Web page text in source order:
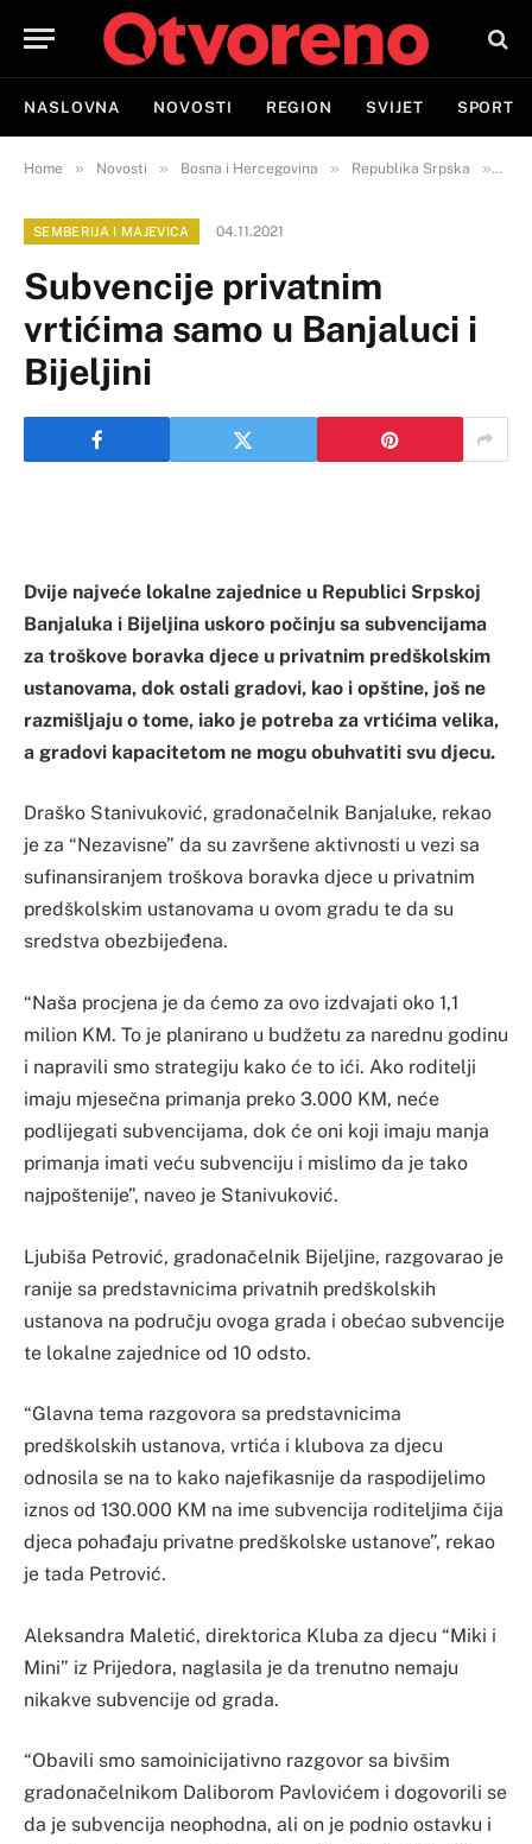
NASLOVNA NOVOSTI REGION SVIJET SPORT
Home » Novosti » Bosna i Hercegovina » Republika Srpska »
SEMBERIJA I MAJEVICA 04.11.2021
Subvencije privatnim
vrtićima samo u Banjaluci i
Bijeljini
Dvije najveće lokalne zajednice u Republici Srpskoj
Banjaluka i Bijeljina uskoro počinju sa subvencijama
za troškove boravka djece u privatnim predškolskim
ustanovama, dok ostali gradovi, kao i opštine, još ne
razmišljaju o tome, iako je potreba za vrtićima velika,
a gradovi kapacitetom ne mogu obuhvatiti svu djecu.
Draško Stanivuković, gradonačelnik Banjaluke, rekao
je za “Nezavisne” da su završene aktivnosti u vezi sa
sufinansiranjem troškova boravka djece u privatnim
predškolskim ustanovama u ovom gradu te da su
sredstva obezbijeđena.
“Naša procjena je da ćemo za ovo izdvajati oko 1,1
milion KM. To je planirano u budžetu za narednu godinu
i napravili smo strategiju kako će to ići. Ako roditelji
imaju mjesečna primanja preko 3.000 KM, neće
podlijegati subvencijama, dok će oni koji imaju manja
primanja imati veću subvenciju i mislimo da je tako
najpoštenije”, naveo je Stanivuković.
Ljubiša Petrović, gradonačelnik Bijeljine, razgovarao je
ranije sa predstavnicima privatnih predškolskih
ustanova na području ovoga grada i obećao subvencije
te lokalne zajednice od 10 odsto.
“Glavna tema razgovora sa predstavnicima
predškolskih ustanova, vrtića i klubova za djecu
odnosila se na to kako najefikasnije da raspodijelimo
iznos od 130.000 KM na ime subvencija roditeljima čija
djeca pohađaju privatne predškolske ustanove”, rekao
je tada Petrović.
Aleksandra Maletić, direktorica Kluba za djecu “Miki i
Mini” iz Prijedora, naglasila je da trenutno nemaju
nikakve subvencije od grada.
“Obavili smo samoinicijativno razgovor sa bivšim
gradonačelnikom Daliborom Pavlovićem i dogovorili se
da je subvencija neophodna, ali on je podnio ostavku i